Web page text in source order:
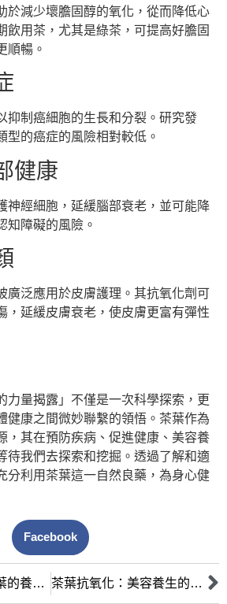
於減少壞膽固醇的氧化，從而降低心
飲用茶，尤其是綠茶，可提高好膽固
順暢。
抑制癌細胞的生長和分裂。研究發
型的癌症的風險相對較低。
健康
神經細胞，延緩腦部衰老，並可能降
知障礙的風險。
廣泛應用於皮膚護理。其抗氧化劑可
，延緩皮膚衰老，使皮膚更富有彈性
力量揭露」不僅是一次科學探索，更
健康之間微妙聯繫的領悟。茶葉作為
，其在預防疾病、促進健康、美容養
待我們去探索和挖掘。透過了解和適
分利用茶葉這一自然良藥，為身心健
Facebook
自然良藥：探索茶葉的養生之道 茶葉抗氧化：美容養生的天然良方